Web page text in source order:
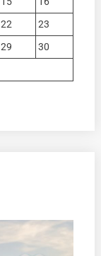
22
23
29
30